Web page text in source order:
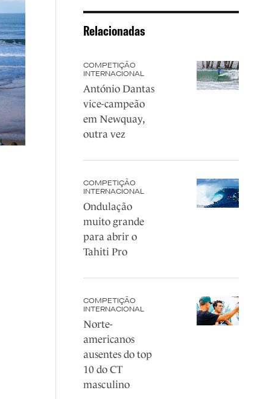
Relacionadas
COMPETIÇÃO
INTERNACIONAL
António Dantas
vice-campeão
em Newquay,
outra vez
COMPETIÇÃO
INTERNACIONAL
Ondulação
muito grande
para abrir o
Tahiti Pro
COMPETIÇÃO
INTERNACIONAL
Norte-
americanos
ausentes do top
10 do CT
masculino